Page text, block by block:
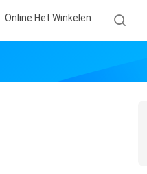
Online Het Winkelen